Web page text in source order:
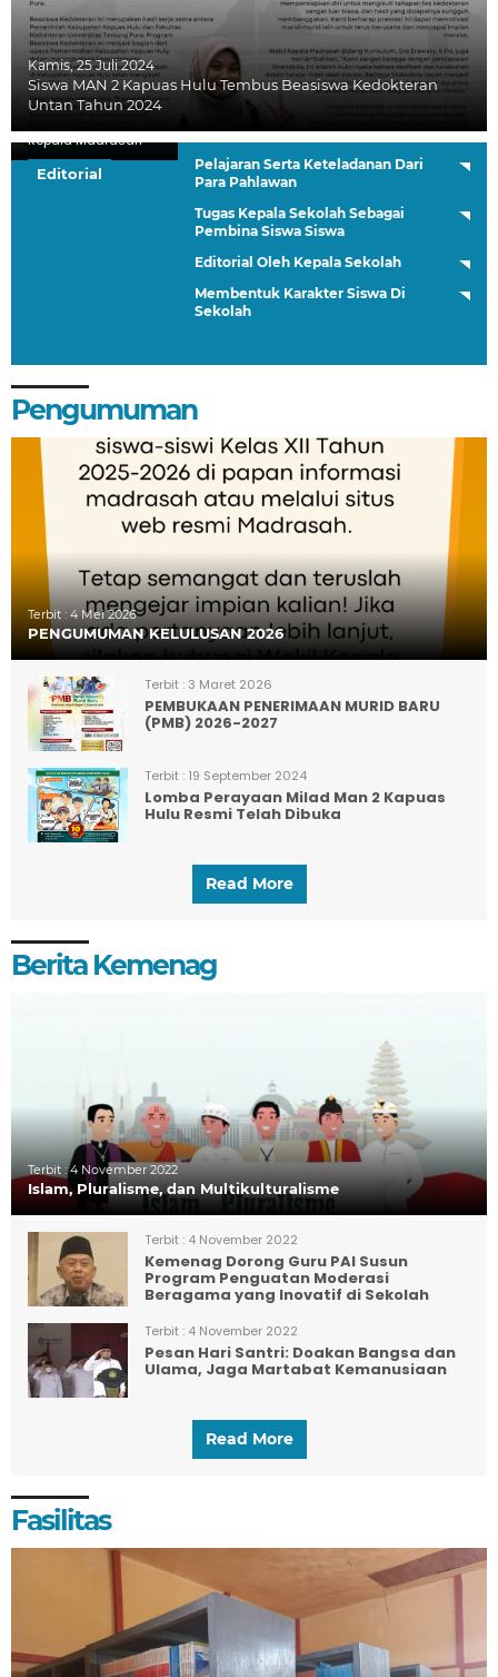
Kamis, 25 Juli 2024
Siswa MAN 2 Kapuas Hulu Tembus Beasiswa Kedokteran
Untan Tahun 2024
Editorial
Kepala Madrasah
Pelajaran Serta Keteladanan Dari
Para Pahlawan
Tugas Kepala Sekolah Sebagai
Pembina Siswa Siswa
Editorial Oleh Kepala Sekolah
Membentuk Karakter Siswa Di
Sekolah
Pengumuman
Terbit : 4 Mei 2026
PENGUMUMAN KELULUSAN 2026
Terbit : 3 Maret 2026
PEMBUKAAN PENERIMAAN MURID BARU
(PMB) 2026-2027
Terbit : 19 September 2024
Lomba Perayaan Milad Man 2 Kapuas
Hulu Resmi Telah Dibuka
Read More
Berita Kemenag
Terbit :4 November 2022
Islam, Pluralisme, dan Multikulturalisme
Terbit : 4 November 2022
Kemenag Dorong Guru PAI Susun
Program Penguatan Moderasi
Beragama yang Inovatif di Sekolah
Terbit : 4 November 2022
Pesan Hari Santri: Doakan Bangsa dan
Ulama, Jaga Martabat Kemanusiaan
Read More
Fasilitas